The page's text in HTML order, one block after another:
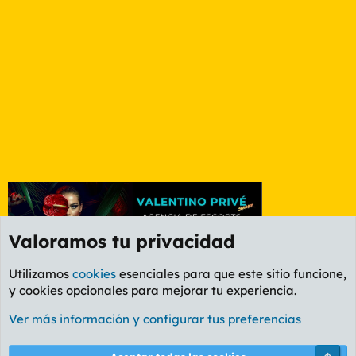
Foro General
Cookies
PL OLDSTYLE AMARILLO
Valoramos tu privacidad
Utilizamos cookies esenciales para que este sitio funcione,
y cookies opcionales para mejorar tu experiencia.
Ver más información y configurar tus preferencias